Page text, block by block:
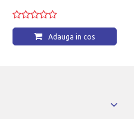
Adauga in cos